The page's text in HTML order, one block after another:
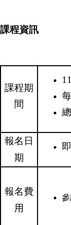
課程資訊
課程期
間
報名日
期
報名費
用